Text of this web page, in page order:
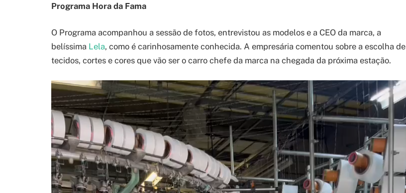
Programa Hora da Fama
O Programa acompanhou a sessão de fotos, entrevistou as modelos e a CEO da marca, a
belíssima Lela, como é carinhosamente conhecida. A empresária comentou sobre a escolha de
tecidos, cortes e cores que vão ser o carro chefe da marca na chegada da próxima estação.